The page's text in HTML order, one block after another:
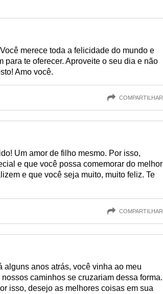
merece toda a felicidade do mundo e
para te oferecer. Aproveite o seu dia e não
Amo você.
COMPARTILHAR
Um amor de filho mesmo. Por isso,
e que você possa comemorar do melhor
e que você seja muito, muito feliz. Te
COMPARTILHAR
alguns anos atrás, você vinha ao meu
caminhos se cruzariam dessa forma.
isso, desejo as melhores coisas em sua